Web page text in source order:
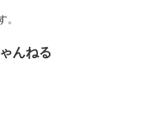
。
んねる